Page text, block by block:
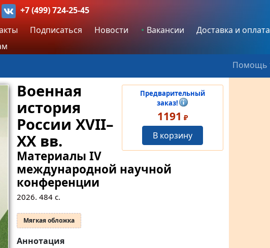
+7 (499) 724-25-45
Подписаться Новости Вакансии
Доставка и оплата
Помощь
Предварительный
заказ!
1191 ₽
В корзину
Военная
история
России XVII–
XX вв.
Материалы IV
международной научной
конференции
2026. 484с.
Мягкая обложка
Аннотация